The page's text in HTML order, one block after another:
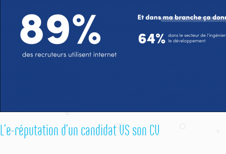
L’e-réputation d’un candidat VS son CV